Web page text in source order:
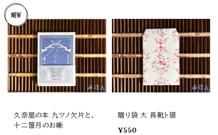
久奈屋の本 九ツノ欠片と、
十二箇月のお噺
贈り袋 大 長靴ト猫
¥550